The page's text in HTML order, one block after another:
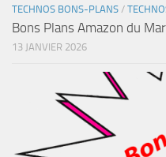
TECHNOS BONS-PLANS /
Bons Plans Amazon du
13 JANVIER 2026